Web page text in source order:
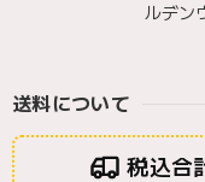
ルデン
送料について
税込合